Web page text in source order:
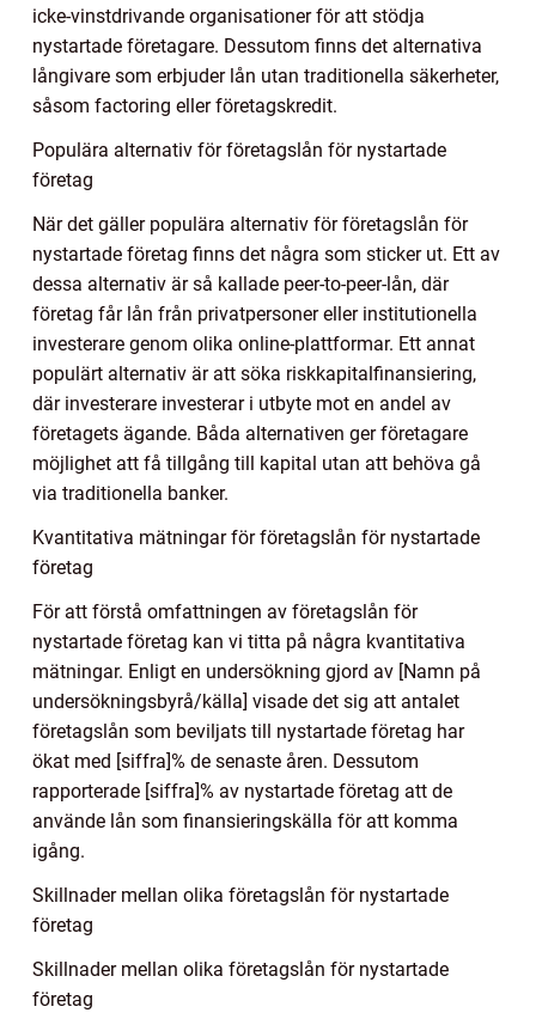
icke-vinstdrivande organisationer för att stödja
nystartade företagare. Dessutom finns det alternativa
långivare som erbjuder lån utan traditionella säkerheter,
såsom factoring eller företagskredit.
Populära alternativ för företagslån för nystartade
företag
När det gäller populära alternativ för företagslån för
nystartade företag finns det några som sticker ut. Ett av
dessa alternativ är så kallade peer-to-peer-lån, där
företag får lån från privatpersoner eller institutionella
investerare genom olika online-plattformar. Ett annat
populärt alternativ är att söka riskkapitalfinansiering,
där investerare investerar i utbyte mot en andel av
företagets ägande. Båda alternativen ger företagare
möjlighet att få tillgång till kapital utan att behöva gå
via traditionella banker.
Kvantitativa mätningar för företagslån för nystartade
företag
För att förstå omfattningen av företagslån för
nystartade företag kan vi titta på några kvantitativa
mätningar. Enligt en undersökning gjord av [Namn på
undersökningsbyrå/källa] visade det sig att antalet
företagslån som beviljats till nystartade företag har
ökat med [siffra]% de senaste åren. Dessutom
rapporterade [siffra]% av nystartade företag att de
använde lån som finansieringskälla för att komma
igång.
Skillnader mellan olika företagslån för nystartade
företag
Skillnader mellan olika företagslån för nystartade
företag